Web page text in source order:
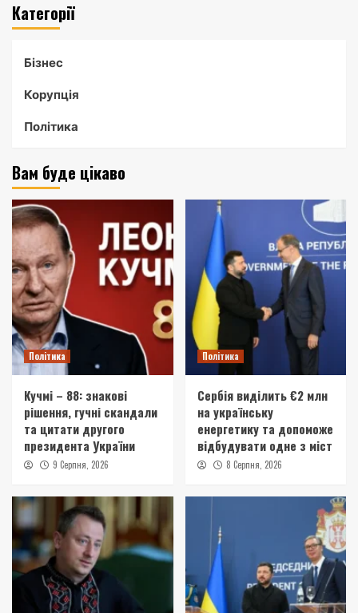
Категорії
Бізнес
Корупція
Політика
Вам буде цікаво
Політика
Кучмі – 88: знакові
рішення, гучні скандали
та цитати другого
президента України
9 Серпня, 2026
Політика
Сербія виділить €2 млн
на українську
енергетику та допоможе
відбудувати одне з міст
8 Серпня, 2026